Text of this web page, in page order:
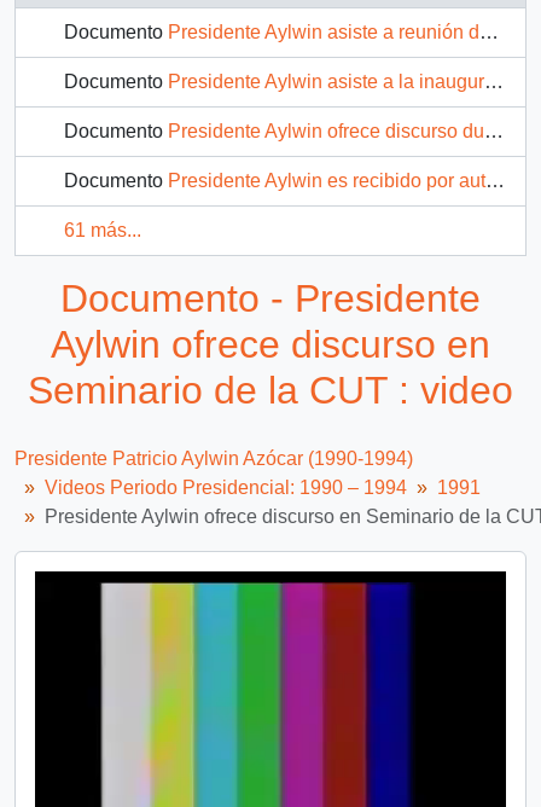
Documento Presidente Aylwin asiste a reunión de la Sociedad de Fomento Fabril (SOFOFA) : video
Documento Presidente Aylwin asiste a la inauguración del 4° Congreso Nacional Demócrata Cristiano : video
Documento Presidente Aylwin ofrece discurso durante reunión de la Sociedad de Fomento Fabril (SOFOFA) : video
Documento Presidente Aylwin es recibido por autoridades de la VII Región : video
61 más...
Documento - Presidente
Aylwin ofrece discurso en
Seminario de la CUT : video
Presidente Patricio Aylwin Azócar (1990-1994)
Videos Periodo Presidencial: 1990 – 1994
1991
Presidente Aylwin ofrece discurso en Seminario de la
Video